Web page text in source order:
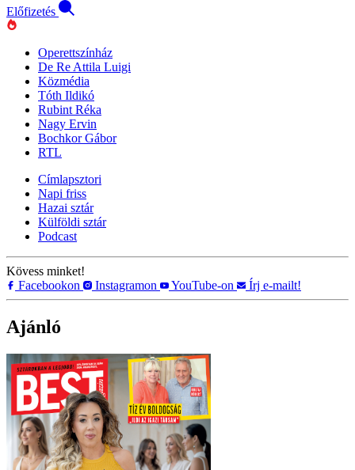
Előfizetés
Operettszínház
De Re Attila Luigi
Közmédia
Tóth Ildikó
Rubint Réka
Nagy Ervin
Bochkor Gábor
RTL
Címlapsztori
Napi friss
Hazai sztár
Külföldi sztár
Podcast
Kövess minket!
Facebookon
Instagramon YouTube-on Írj e-mailt!
Ajánló